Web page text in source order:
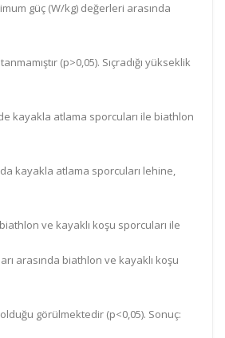
güç (W/kg) değerleri arasında
(p>0,05). Sıçradığı yükseklik
kayakla atlama sporcuları ile biathlon
kayakla atlama sporcuları lehine,
ve kayaklı koşu sporcuları ile
arasında biathlon ve kayaklı koşu
görülmektedir (p<0,05). Sonuç: